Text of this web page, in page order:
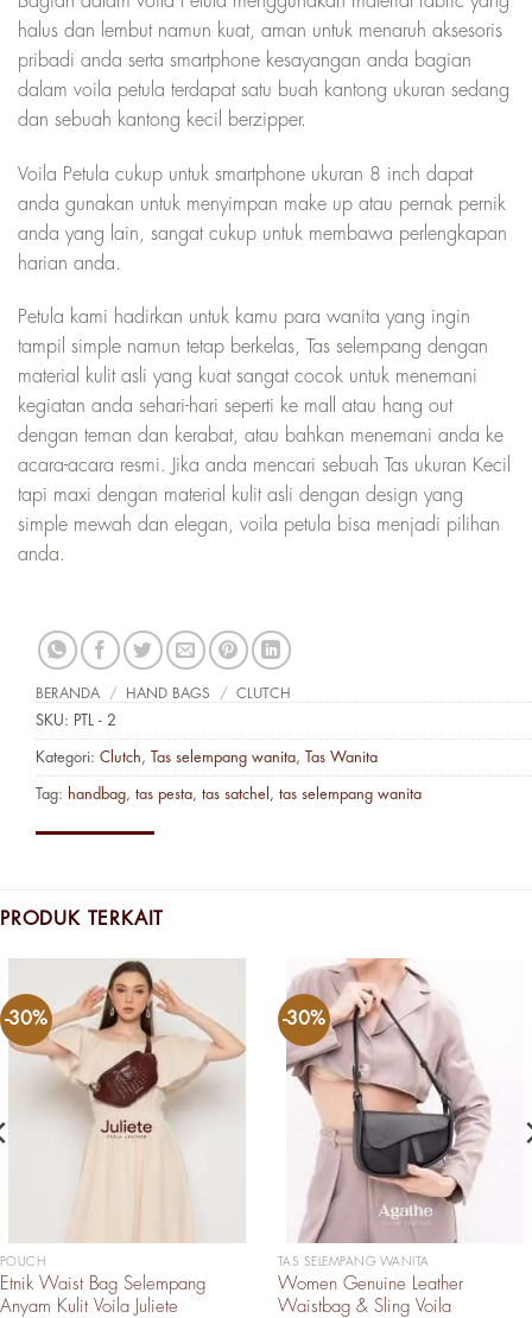
halus dan lembut namun kuat, aman untuk menaruh aksesoris
pribadi anda serta smartphone kesayangan anda bagian
dalam voila petula terdapat satu buah kantong ukuran sedang
dan sebuah kantong kecil berzipper.
Voila Petula cukup untuk smartphone ukuran 8 inch dapat
anda gunakan untuk menyimpan make up atau pernak pernik
anda yang lain, sangat cukup untuk membawa perlengkapan
harian anda.
Petula kami hadirkan untuk kamu para wanita yang ingin
tampil simple namun tetap berkelas, Tas selempang dengan
material kulit asli yang kuat sangat cocok untuk menemani
kegiatan anda sehari-hari seperti ke mall atau hang out
dengan teman dan kerabat, atau bahkan menemani anda ke
acara-acara resmi. Jika anda mencari sebuah Tas ukuran Kecil
tapi maxi dengan material kulit asli dengan design yang
simple mewah dan elegan, voila petula bisa menjadi pilihan
anda.
BERANDA / HAND BAGS / CLUTCH
SKU: PTL - 2
Kategori: Clutch , Tas selempang wanita, Tas Wanita
Tag: handbag, tas pesta, tas satchel , tas selempang wanita
PRODUK TERKAIT
-30%
POUCH
Etnik Waist Bag Selempang
Anyam Kulit Voila Juliete
-30%
TAS SELEMPANG WANITA
Women Genuine Leather
Waistbag & Sling Voila